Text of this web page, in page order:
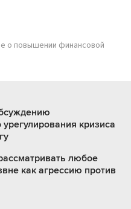
о повышении финансовой
урегулирования кризиса
любое
как агрессию против